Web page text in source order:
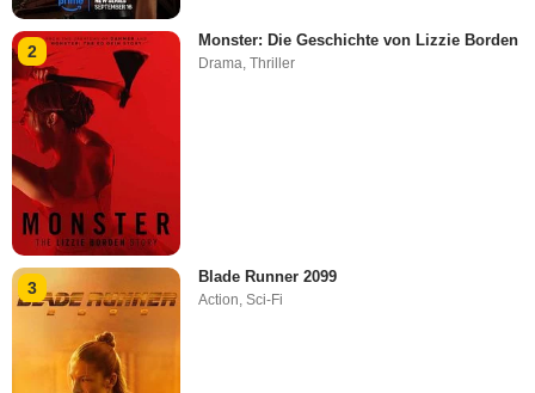
2
Monster: Die Geschichte von Lizzie Borden
Drama,Thriller
3
Blade Runner 2099
Action,Sci-Fi